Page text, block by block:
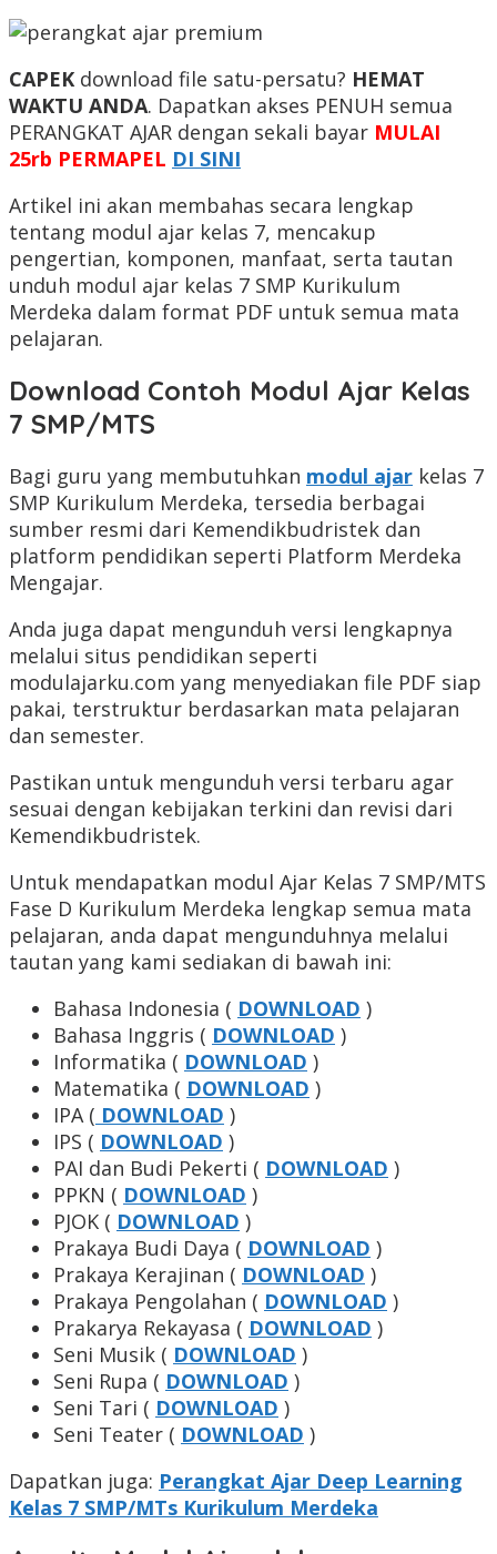
CAPEK download file satu-persatu? HEMAT
WAKTU ANDA. Dapatkan akses PENUH semua
PERANGKAT AJAR dengan sekali bayar MULAI
25rb PERMAPEL DI SINI
Artikel ini akan membahas secara lengkap
tentang modul ajar kelas 7, mencakup
pengertian, komponen, manfaat, serta tautan
unduh modul ajar kelas 7 SMP Kurikulum
Merdeka dalam format PDF untuk semua mata
pelajaran.
Download Contoh Modul Ajar Kelas
7 SMP/MTS
Bagi guru yang membutuhkan modul ajar kelas 7
SMP Kurikulum Merdeka, tersedia berbagai
sumber resmi dari Kemendikbudristek dan
platform pendidikan seperti Platform Merdeka
Mengajar.
Anda juga dapat mengunduh versi lengkapnya
melalui situs pendidikan seperti
modulajarku.com yang menyediakan file PDF siap
pakai, terstruktur berdasarkan mata pelajaran
dan semester.
Pastikan untuk mengunduh versi terbaru agar
sesuai dengan kebijakan terkini dan revisi dari
Kemendikbudristek.
Untuk mendapatkan modul Ajar Kelas 7 SMP/MTS
Fase D Kurikulum Merdeka lengkap semua mata
pelajaran, anda dapat mengunduhnya melalui
tautan yang kami sediakan di bawah ini:
Bahasa Indonesia ( DOWNLOAD )
Bahasa Inggris ( DOWNLOAD )
Informatika ( DOWNLOAD )
Matematika ( DOWNLOAD )
IPA ( DOWNLOAD )
IPS ( DOWNLOAD )
PAI dan Budi Pekerti ( DOWNLOAD )
PPKN ( DOWNLOAD )
PJOK ( DOWNLOAD )
Prakaya Budi Daya ( DOWNLOAD )
Prakaya Kerajinan ( DOWNLOAD )
Prakaya Pengolahan ( DOWNLOAD )
Prakarya Rekayasa ( DOWNLOAD )
Seni Musik ( DOWNLOAD )
Seni Rupa ( DOWNLOAD )
Seni Tari ( DOWNLOAD )
Seni Teater ( DOWNLOAD )
Dapatkan juga: Perangkat Ajar Deep Learning
Kelas 7 SMP/MTs Kurikulum Merdeka